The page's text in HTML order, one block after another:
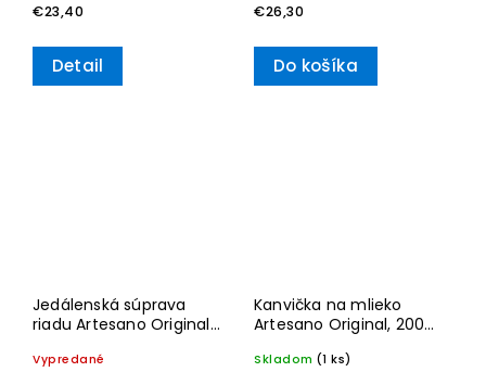
€23,40
Detail
€26,30
Do košíka
Jedálenská súprava
riadu Artesano Original,
Boch
Vypredané
Kanvička na mlieko
Artesano Original, 200
Skladom (1 ks)